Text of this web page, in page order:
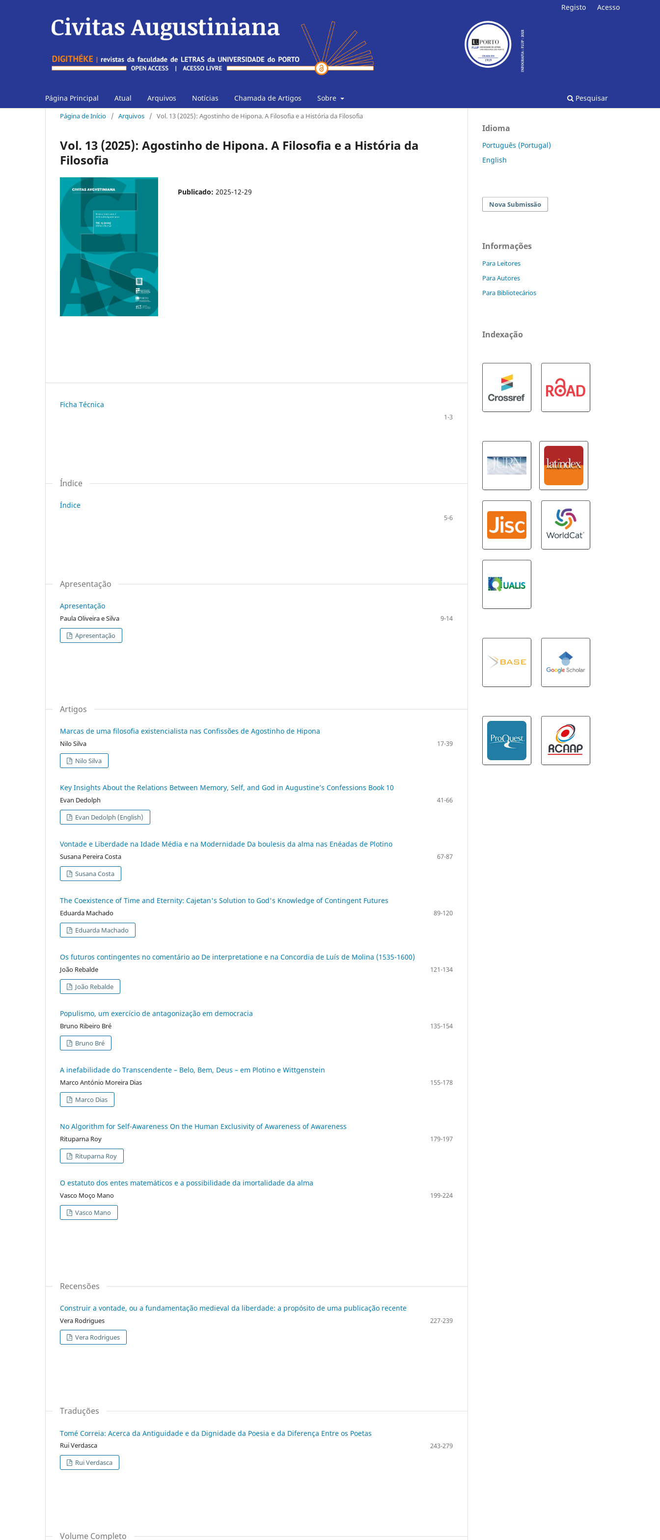
Página Principal Atual Arquivos Notícias Chamada de Artigos Sobre Pesquisar
Registo Acesso
Página de Início / Arquivos / Vol. 13 (2025): Agostinho de Hipona. A Filosofia e a História da Filosofia
Vol. 13 (2025): Agostinho de Hipona. A Filosofia e a História da
Filosofia
Publicado: 2025-12-29
Ficha Técnica
1-3
Índice
Índice
5-6
Apresentação
Apresentação
Paula Oliveira e Silva
9-14
Apresentação
Artigos
Marcas de uma filosofia existencialista nas Confissões de Agostinho de Hipona
Nilo Silva
17-39
Nilo Silva
Key Insights About the Relations Between Memory, Self, and God in Augustine’s Confessions Book 10
Evan Dedolph
41-66
Evan Dedolph (English)
Vontade e Liberdade na Idade Média e na Modernidade Da boulesis da alma nas Enéadas de Plotino
Susana Pereira Costa
67-87
Susana Costa
The Coexistence of Time and Eternity: Cajetan's Solution to God's Knowledge of Contingent Futures
Eduarda Machado
89-120
Eduarda Machado
Os futuros contingentes no comentário ao De interpretatione e na Concordia de Luís de Molina (1535-1600)
João Rebalde
121-134
João Rebalde
Populismo, um exercício de antagonização em democracia
Bruno Ribeiro Bré
135-154
Bruno Bré
A inefabilidade do Transcendente – Belo, Bem, Deus – em Plotino e Wittgenstein
Marco António Moreira Dias
155-178
Marco Dias
No Algorithm for Self-Awareness On the Human Exclusivity of Awareness of Awareness
Rituparna Roy
179-197
Rituparna Roy
O estatuto dos entes matemáticos e a possibilidade da imortalidade da alma
Vasco Moço Mano
199-224
Vasco Mano
Recensões
Construir a vontade, ou a fundamentação medieval da liberdade: a propósito de uma publicação recente
Vera Rodrigues
227-239
Vera Rodrigues
Traduções
Tomé Correia: Acerca da Antiguidade e da Dignidade da Poesia e da Diferença Entre os Poetas
Rui Verdasca
243-279
Rui Verdasca
Volume Completo
Idioma
Português (Portugal)
English
Nova Submissão
Informações
Para Leitores
Para Autores
Para Bibliotecários
Indexação